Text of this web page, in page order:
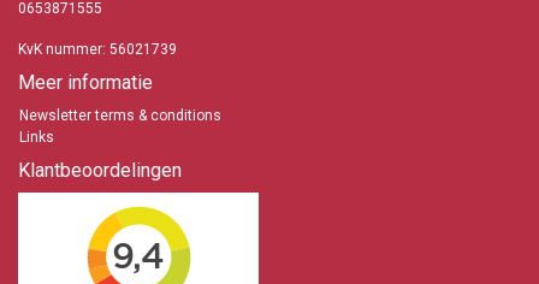
0653871555
KvK nummer: 56021739
Meer informatie
Newsletter terms & conditions
Links
Klantbeoordelingen